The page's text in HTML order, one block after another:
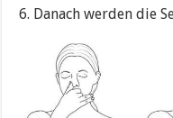
Danach werden die